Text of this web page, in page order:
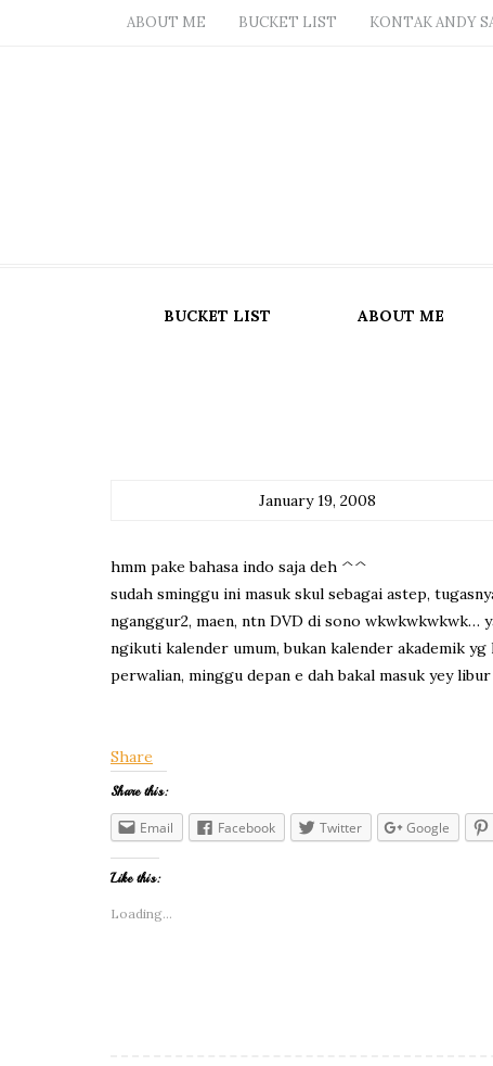
ABOUT ME BUCKET LIST KONTAK ANDY
BUCKET LIST ABOUT ME
January 19, 2008
hmm pake bahasa indo saja deh ^^
sudah sminggu ini masuk skul sebagai astep,
nganggur2, maen, ntn DVD di sono wkwkwkwkwk…
ngikuti kalender umum, bukan kalender akademik yg
perwalian, minggu depan e dah bakal masuk yey
Share
Share this:
Email Facebook Twitter Google
Like this:
Loading...